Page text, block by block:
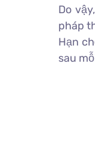
Do
pháp
Hạn
sau